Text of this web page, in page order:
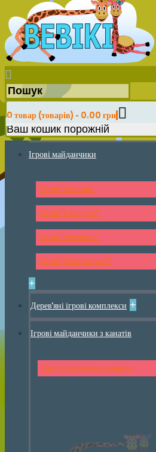
0 товар (товарів) - 0.00 грн
Ваш кошик порожній
Ігрові майданчики
Серія "Классик"
Серія "Стандарт"
Серія "Крепость"
Серія "Красный мак"
+
Дерев'яні ігрові комплекси +
Ігрові майданчики з канатів
Дитячі комплекси з канатів